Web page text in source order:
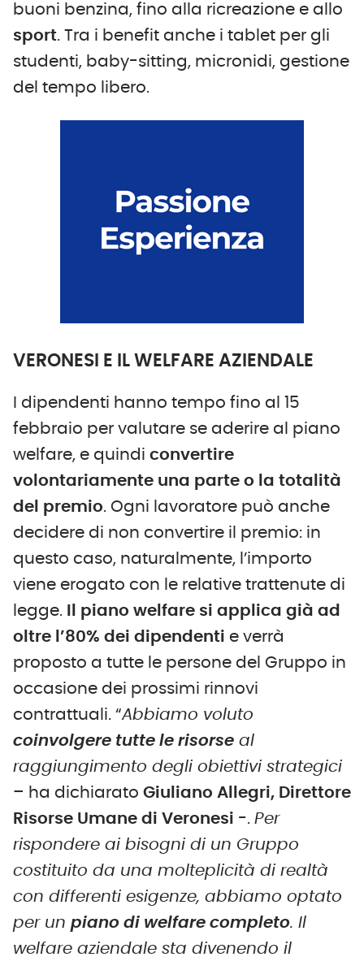
buoni benzina, fino alla ricreazione e allo
sport. Tra i benefit anche i tablet per gli
studenti, baby-sitting, micronidi, gestione
del tempo libero.
VERONESI E IL WELFARE AZIENDALE
I dipendenti hanno tempo fino al 15
febbraio per valutare se aderire al piano
welfare, e quindi convertire
volontariamente una parte o la totalità
del premio. Ogni lavoratore può anche
decidere di non convertire il premio: in
questo caso, naturalmente, l’importo
viene erogato con le relative trattenute di
legge.
Il piano welfare si applica già ad
oltre l’80% dei dipendenti e verrà
proposto a tutte le persone del Gruppo in
occasione dei prossimi rinnovi
contrattuali. “Abbiamo voluto
coinvolgere tutte le risorse al
raggiungimento degli obiettivi strategici
– ha dichiarato Giuliano Allegri, Direttore
Risorse Umane di Veronesi -. Per
rispondere ai bisogni di un Gruppo
costituito da una molteplicità di realtà
con differenti esigenze, abbiamo optato
per un piano di welfare completo. Il
welfare aziendale sta divenendo il